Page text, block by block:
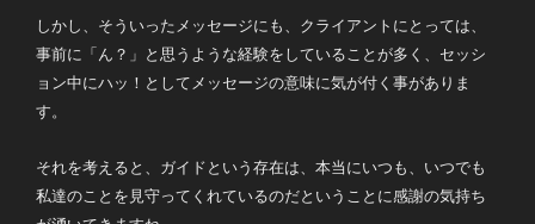
しかし、そういったメッセージにも、クライアントにとっては、
事前に「ん？」と思うような経験をしていることが多く、セッシ
ョン中にハッ！としてメッセージの意味に気が付く事がありま
す。
それを考えると、ガイドという存在は、本当にいつも、いつでも
私達のことを見守ってくれているのだということに感謝の気持ち